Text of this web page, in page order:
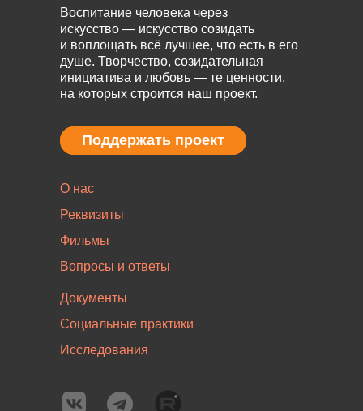
Воспитание человека через
искусство — искусство созидать
и воплощать всё лучшее, что есть в его
душе. Творчество, созидательная
инициатива и любовь — те ценности,
на которых строится наш проект.
Документы
Социальные практики
Исследования
О нас
Реквизиты
Фильмы
Вопросы и ответы
Поддержать проект
Поддержать проект